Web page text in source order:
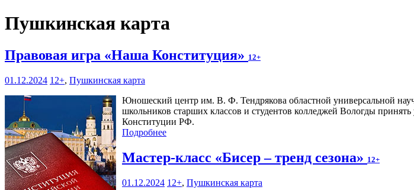
Пушкинская карта
Правовая игра «Наша Конституция» 12+
01.12.2024 12+, Пушкинская карта
Юношеский центр им. В. Ф. Тендрякова областной универсальной
школьников старших классов и студентов колледжей Вологды
Конституции РФ.
Подробнее
Мастер-класс «Бисер – тренд сезона» 12+
01.12.2024 12+, Пушкинская карта